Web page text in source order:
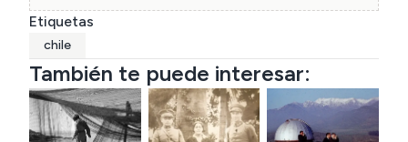
Etiquetas
chile
También te puede interesar: